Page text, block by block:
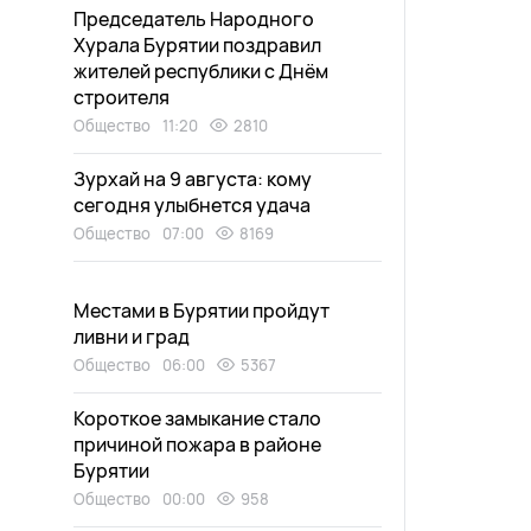
Председатель Народного
Хурала Бурятии поздравил
жителей республики с Днём
строителя
Общество 11:20 2810
Зурхай на 9 августа: кому
сегодня улыбнется удача
Общество 07:00 8169
Местами в Бурятии пройдут
ливни и град
Общество 06:00 5367
Короткое замыкание стало
причиной пожара в районе
Бурятии
Общество 00:00 958